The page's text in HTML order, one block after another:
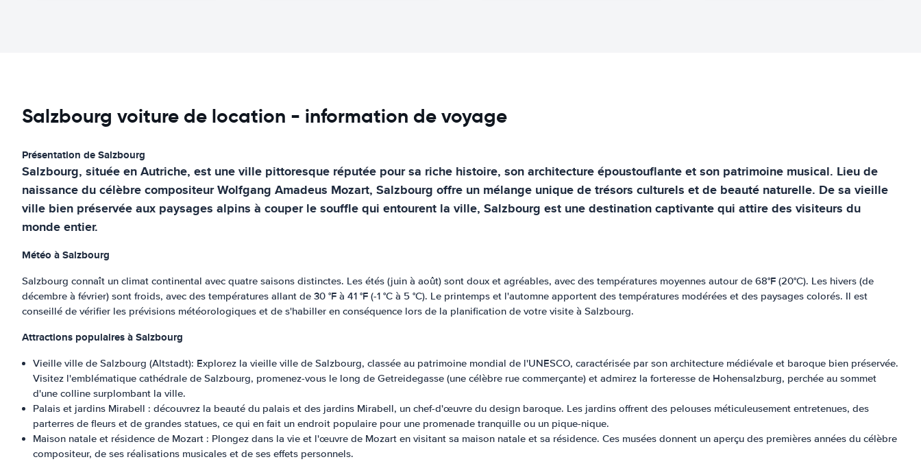
Salzbourg voiture de location - information de voyage
Présentation de Salzbourg
Salzbourg, située en Autriche, est une ville pittoresque réputée pour sa riche histoire, son architecture époustouflante et son patrimoine musical. Lieu de
naissance du célèbre compositeur Wolfgang Amadeus Mozart, Salzbourg offre un mélange unique de trésors culturels et de beauté naturelle. De sa vieille
ville bien préservée aux paysages alpins à couper le souffle qui entourent la ville, Salzbourg est une destination captivante qui attire des visiteurs du
monde entier.
Météo à Salzbourg
Salzbourg connaît un climat continental avec quatre saisons distinctes. Les étés (juin à août) sont doux et agréables, avec des températures moyennes autour de 68°F (20°C). Les hivers (de
décembre à février) sont froids, avec des températures allant de 30 °F à 41 °F (-1 °C à 5 °C). Le printemps et l'automne apportent des températures modérées et des paysages colorés. Il est
conseillé de vérifier les prévisions météorologiques et de s'habiller en conséquence lors de la planification de votre visite à Salzbourg.
Attractions populaires à Salzbourg
Vieille ville de Salzbourg (Altstadt): Explorez la vieille ville de Salzbourg, classée au patrimoine mondial de l'UNESCO, caractérisée par son architecture médiévale et baroque bien préservée.
Visitez l'emblématique cathédrale de Salzbourg, promenez-vous le long de Getreidegasse (une célèbre rue commerçante) et admirez la forteresse de Hohensalzburg, perchée au sommet
d'une colline surplombant la ville.
Palais et jardins Mirabell : découvrez la beauté du palais et des jardins Mirabell, un chef-d'œuvre du design baroque. Les jardins offrent des pelouses méticuleusement entretenues, des
parterres de fleurs et de grandes statues, ce qui en fait un endroit populaire pour une promenade tranquille ou un pique-nique.
Maison natale et résidence de Mozart : Plongez dans la vie et l'œuvre de Mozart en visitant sa maison natale et sa résidence. Ces musées donnent un aperçu des premières années du célèbre
compositeur, de ses réalisations musicales et de ses effets personnels.